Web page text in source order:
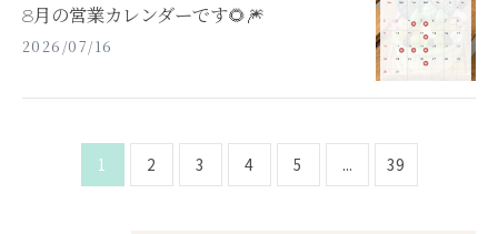
8月の営業カレンダーです🌻🎆
2026/07/16
1 2 3 4 5 ... 39